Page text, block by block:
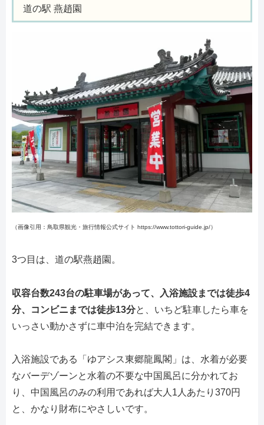
道の駅 燕趙園
（画像引用：鳥取県観光・旅行情報公式サイト https://www.tottori-guide.jp/）
3つ目は、道の駅燕趙園。
収容台数243台の駐車場があって、入浴施設までは徒歩4
分、コンビニまでは徒歩13分と、いちど駐車したら車を
いっさい動かさずに車中泊を完結できます。
入浴施設である「ゆアシス東郷龍鳳閣」は、水着が必要
なバーデゾーンと水着の不要な中国風呂に分かれてお
り、中国風呂のみの利用であれば大人1人あたり370円
と、かなり財布にやさしいです。